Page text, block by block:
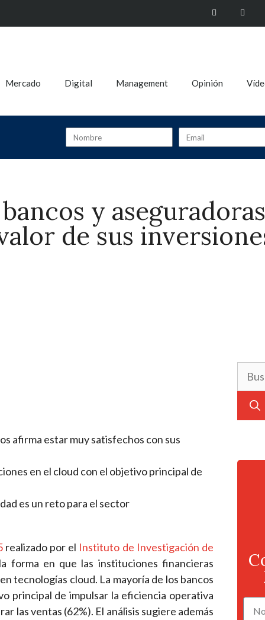
Mercado Digital Management Opinión
y
de sus
afirma estar muy satisfechos con sus
en el cloud con el objetivo principal de
es un reto para el sector
realizado por el Instituto de Investigación de
forma en que las instituciones financieras
tecnologías cloud. La mayoría de los bancos
principal de impulsar la eficiencia operativa
las ventas (62%). El análisis sugiere además